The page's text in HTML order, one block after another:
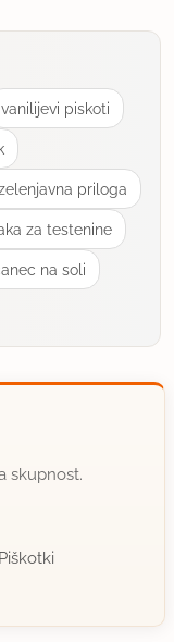
vanilijevi piskoti
priloga
za testenine
na soli
skupnost.
Piškotki